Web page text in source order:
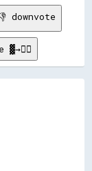
downvote
██
████